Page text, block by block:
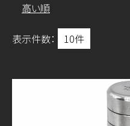
高い順
表示件数：